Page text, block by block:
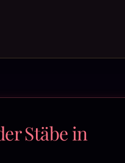
Stäbe in